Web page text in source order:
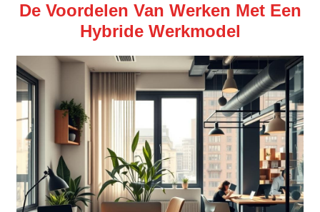
De Voordelen Van Werken Met Een
Hybride Werkmodel